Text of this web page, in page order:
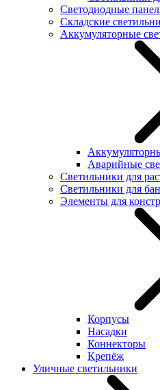
Светодиодные
Складские
Аккумуляторные
Аварийные
Светильники для
Светильники для
Элементы для
Корпусы
Насадки
Коннекторы
Крепёж
Уличные светильники